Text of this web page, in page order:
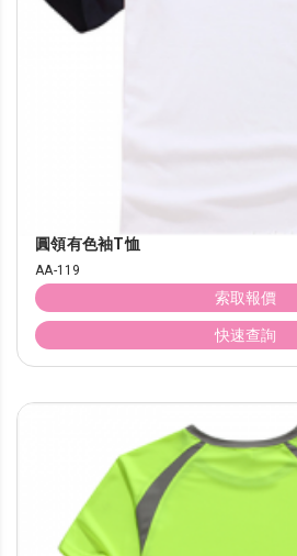
圓領有色袖T恤
AA-119
索取報價
快速查詢